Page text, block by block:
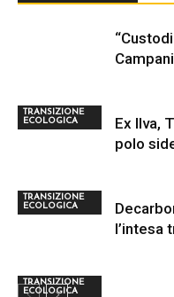
TRANSIZIONE
ECOLOGICA
TRANSIZIONE
ECOLOGICA
Ex Ilva,
polo
TRANSIZIONE
ECOLOGICA
l’intesa